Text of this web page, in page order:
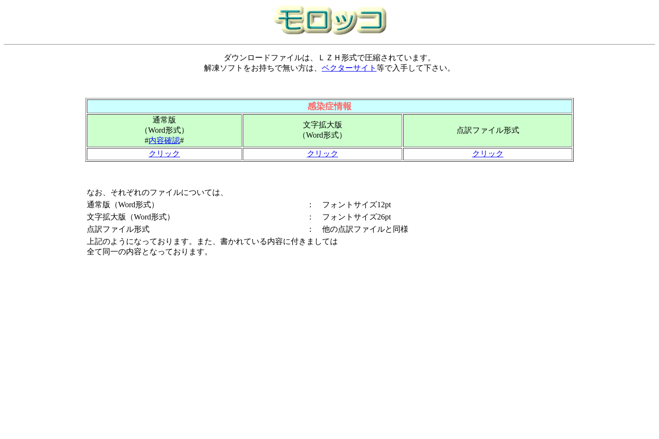
ダウンロードファイルは、ＬＺＨ形式で圧縮されています。
解凍ソフトをお持ちで無い方は、 ベクターサイト 等で入手して下さい。
感染症情報
通常版
（Word形式）
#内容確認#
文字拡大版
（Word形式）
点訳ファイル形式
クリック クリック クリック
なお、それぞれのファイルについては、
通常版（Word形式）
： フォントサイズ12pt
文字拡大版（Word形式）
： フォントサイズ26pt
点訳ファイル形式
： 他の点訳ファイルと同様
上記のようになっております。また、書かれている内容に付きましては
全て同一の内容となっております。